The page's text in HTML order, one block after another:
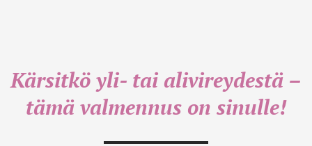
Kärsitkö yli- tai alivireydestä –
tämä valmennus on sinulle!